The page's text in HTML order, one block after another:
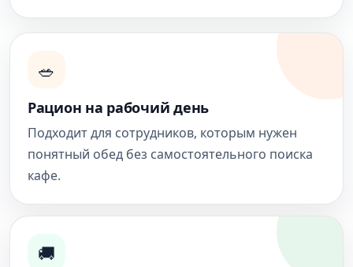
🥗
Рацион на рабочий день
Подходит для сотрудников, которым нужен
понятный обед без самостоятельного поиска
кафе.
🚚